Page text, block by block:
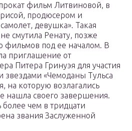
фильм Литвиновой, в
продюсером и
девушка». Такая
смутила Ренату, позже
фильмов под ее началом. В
приглашение от
Питера Гринуэя для участия
звездами «Чемоданы Тульса
на которую возлагались
нашла своего завершения.
более чем в тридцати
звания Заслуженной